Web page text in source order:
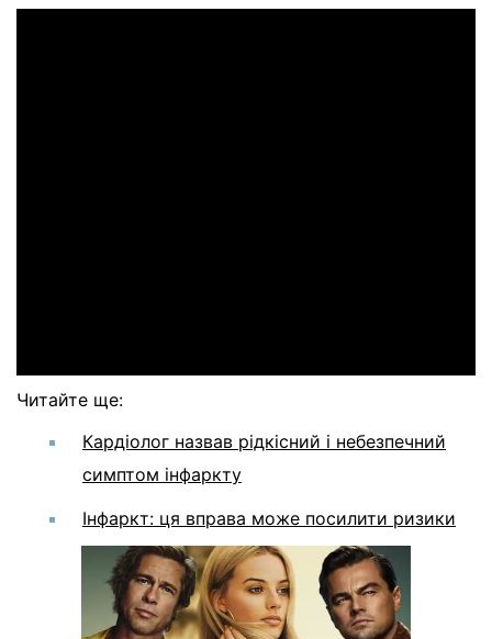
Читайте ще:
Кардіолог назвав рідкісний і небезпечний
симптом інфаркту
Інфаркт: ця вправа може посилити ризики